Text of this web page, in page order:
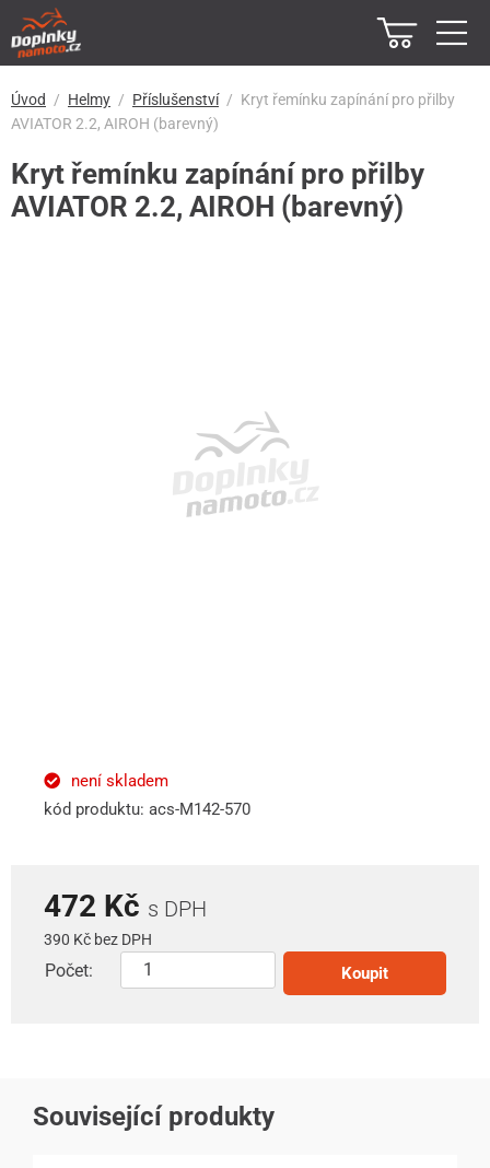
Úvod Helmy Příslušenství
Kryt řemínku zapínání pro přilby
AVIATOR 2.2, AIROH (barevný)
Kryt řemínku zapínání pro přilby
AVIATOR 2.2, AIROH (barevný)
není skladem
kód produktu: acs-M142-570
472 Kč s DPH
390 Kč bez DPH
Počet: Koupit
Související produkty